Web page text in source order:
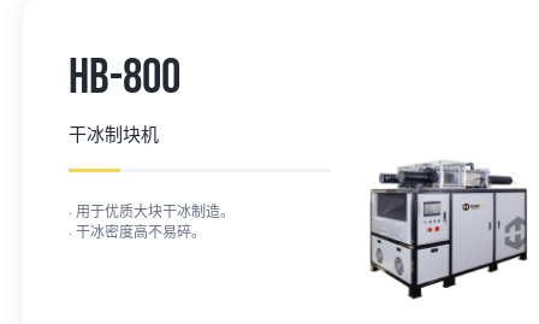
HB-800
干冰制块机
· 用于优质大块干冰制造。
· 干冰密度高不易碎。